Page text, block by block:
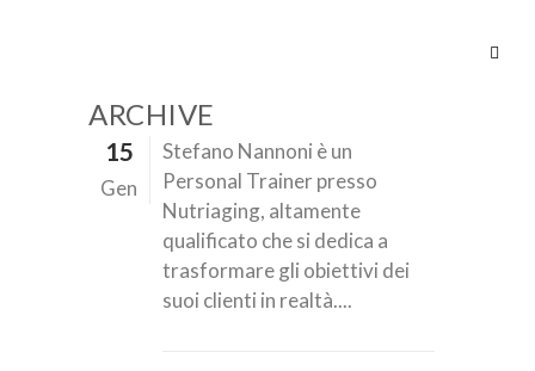
ARCHIVE
15
Gen
Stefano Nannoni è un
Personal Trainer presso
Nutriaging, altamente
qualificato che si dedica a
trasformare gli obiettivi dei
suoi clienti in realtà....